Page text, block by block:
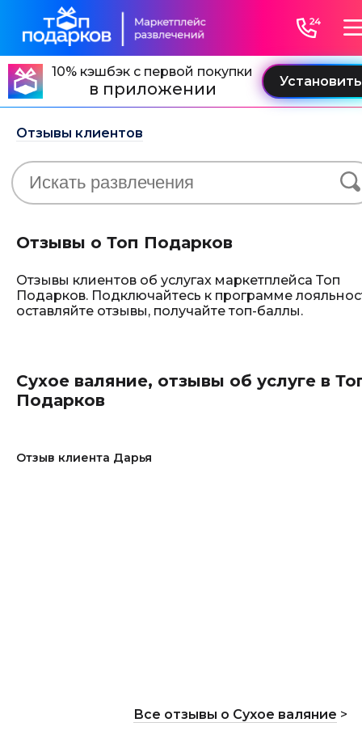
10% кэшбэк с первой покупки
в приложении
Отзывы клиентов
Отзывы о Топ Подарков
Отзывы клиентов об услугах маркетплейса Топ
Подарков. Подключайтесь к программе
оставляйте отзывы, получайте топ-баллы.
Сухое валяние, отзывы об услуге в
Подарков
Отзыв клиента Дарья
Все отзывы о Сухое валяние >